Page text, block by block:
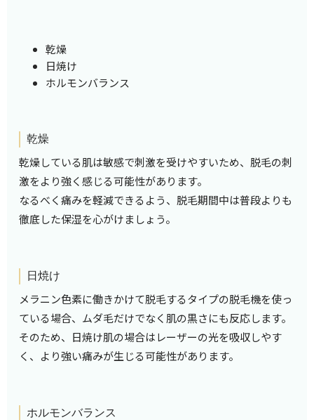
乾燥
日焼け
ホルモンバランス
乾燥
乾燥している肌は敏感で刺激を受けやすいため、脱毛の刺
激をより強く感じる可能性があります。
なるべく痛みを軽減できるよう、脱毛期間中は普段よりも
徹底した保湿を心がけましょう。
日焼け
メラニン色素に働きかけて脱毛するタイプの脱毛機を使っ
ている場合、ムダ毛だけでなく肌の黒さにも反応します。
そのため、日焼け肌の場合はレーザーの光を吸収しやす
く、より強い痛みが生じる可能性があります。
ホルモンバランス